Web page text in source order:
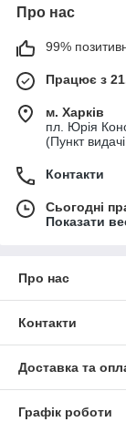
Про нас
99%
Працює з
м. Харків
пл. Юрія
(Пункт
Контакти
Сьогодні
Показати
Про нас
Контакти
Доставка та
Графік роботи